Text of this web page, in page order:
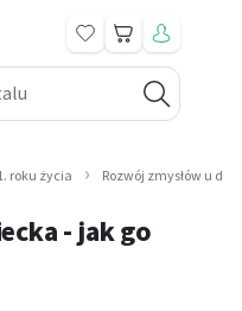
Koszyk
roku życia Rozwój zmysłów u
- jak go